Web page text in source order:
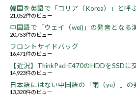
韓国を英語で「コリア（Korea）」と呼
21,052件のビュー
中国語で「ウェイ（wei)」の発音となる
20,753件のビュー
フロントサイドバッグ
16,471件のビュー
【近況】ThinkPad-E470のHDDをSSDに
14,923件のビュー
日本語にはない中国語の「雨（yu）」の
13,320件のビュー